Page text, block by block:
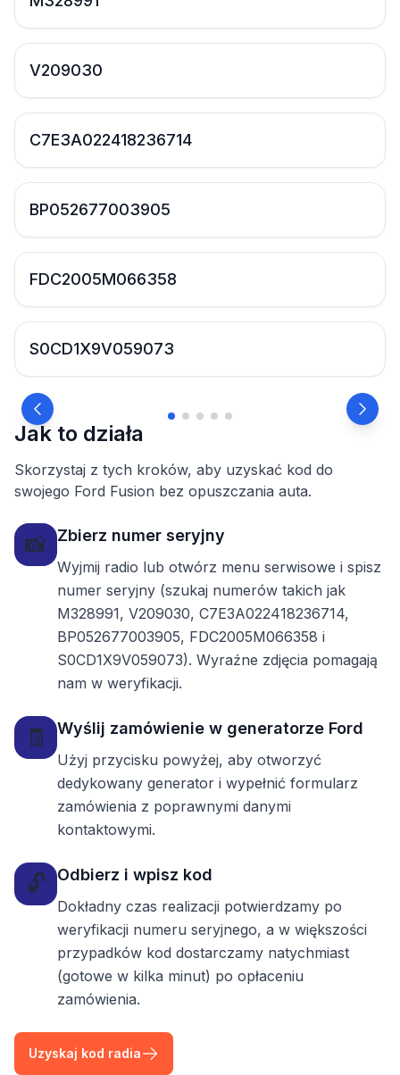
V209030
C7E3A022418236714
BP052677003905
FDC2005M066358
S0CD1X9V059073
Jak to działa
Skorzystaj z tych kroków, aby uzyskać kod do
swojego Ford Fusion bez opuszczania auta.
📸 Zbierz numer seryjny
Wyjmij radio lub otwórz menu serwisowe i spisz
numer seryjny (szukaj numerów takich jak
M328991, V209030, C7E3A022418236714,
BP052677003905, FDC2005M066358 i
S0CD1X9V059073). Wyraźne zdjęcia pomagają
nam w weryfikacji.
🧾 Wyślij zamówienie w generatorze Ford
Użyj przycisku powyżej, aby otworzyć
dedykowany generator i wypełnić formularz
zamówienia z poprawnymi danymi
kontaktowymi.
🔓 Odbierz i wpisz kod
Dokładny czas realizacji potwierdzamy po
weryfikacji numeru seryjnego, a w większości
przypadków kod dostarczamy natychmiast
(gotowe w kilka minut) po opłaceniu
zamówienia.
Uzyskaj kod radia